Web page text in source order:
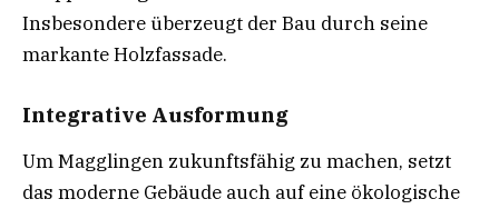
Insbesondere überzeugt der Bau durch seine
markante Holzfassade.
Integrative Ausformung
Um Magglingen zukunftsfähig zu machen, setzt
das moderne Gebäude auch auf eine ökologische